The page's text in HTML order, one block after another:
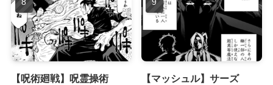
【呪術廻戦】呪霊操術 【マッシュル】サーズ